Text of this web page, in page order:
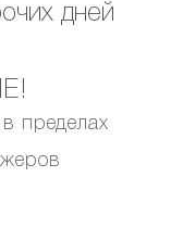
дней
пределах